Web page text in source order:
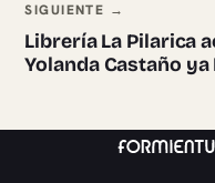
SIGUIENTE →
Librería La Pilarica
Yolanda Castaño ya